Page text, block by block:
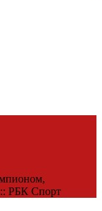
РБК Спорт